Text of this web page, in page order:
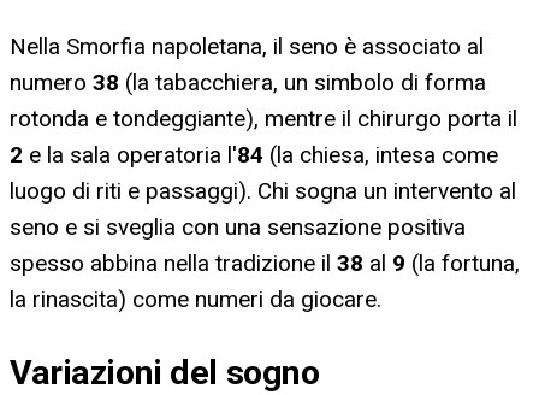
Nella Smorfia napoletana, il seno è associato al
numero 38 (la tabacchiera, un simbolo di forma
rotonda e tondeggiante), mentre il chirurgo porta il
2 e la sala operatoria l'84 (la chiesa, intesa come
luogo di riti e passaggi). Chi sogna un intervento al
seno e si sveglia con una sensazione positiva
spesso abbina nella tradizione il 38 al 9 (la fortuna,
la rinascita) come numeri da giocare.
Variazioni del sogno